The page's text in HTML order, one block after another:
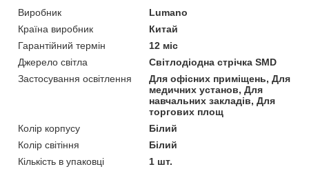
Виробник
Lumano
Країна виробник
Китай
Гарантійний термін
12 міс
Джерело світла
Світлодіодна стрічка SMD
Застосування освітлення
Для офісних приміщень, Для
медичних установ, Для
навчальних закладів, Для
торгових площ
Колір корпусу
Білий
Колір світіння
Білий
Кількість в упаковці
1 шт.